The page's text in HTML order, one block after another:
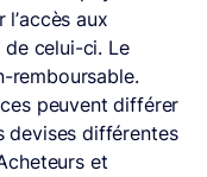
aux
de celui-ci. Le
remboursable.
peuvent différer
devises différentes
et